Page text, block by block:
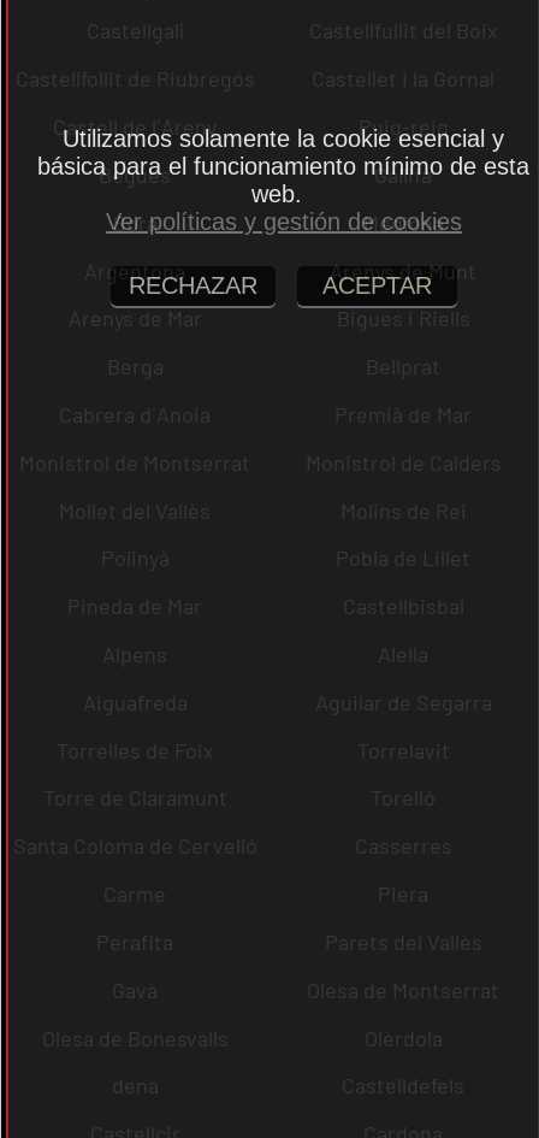
Castellgalí
Castellfullit del Boix
Castellfollit de Riubregós
Castellet i la Gornal
Castell de l´Areny
Puig-reig
Begues
Gallifa
Sora
Mediona
Argentona
Arenys de Munt
Arenys de Mar
Bigues i Riells
Berga
Bellprat
Cabrera d´Anoia
Premià de Mar
Monistrol de Montserrat
Monistrol de Calders
Mollet del Vallès
Molins de Rei
Polinyà
Pobla de Lillet
Pineda de Mar
Castellbisbal
Alpens
Alella
Aiguafreda
Aguilar de Segarra
Torrelles de Foix
Torrelavit
Torre de Claramunt
Torelló
Santa Coloma de Cervelló
Casserres
Carme
Piera
Perafita
Parets del Vallès
Gavà
Olesa de Montserrat
Olesa de Bonesvalls
Olèrdola
dena
Castelldefels
Utilizamos solamente la cookie esencial y
básica para el funcionamiento mínimo de esta
web.
Ver políticas y gestión de cookies
RECHAZAR ACEPTAR